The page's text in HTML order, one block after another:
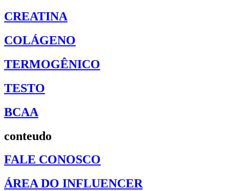
CREATINA
COLÁGENO
TERMOGÊNICO
TESTO
BCAA
conteudo
FALE CONOSCO
ÁREA DO INFLUENCER